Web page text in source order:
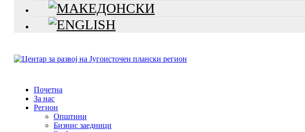
Почетна
За нас
Регион
Општини
Бизнис заедници